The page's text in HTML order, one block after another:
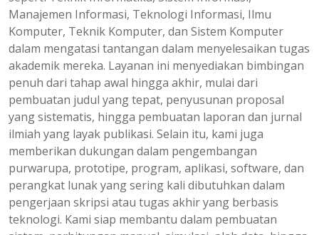
Manajemen Informasi, Teknologi Informasi, Ilmu
Komputer, Teknik Komputer, dan Sistem Komputer
dalam mengatasi tantangan dalam menyelesaikan tugas
akademik mereka. Layanan ini menyediakan bimbingan
penuh dari tahap awal hingga akhir, mulai dari
pembuatan judul yang tepat, penyusunan proposal
yang sistematis, hingga pembuatan laporan dan jurnal
ilmiah yang layak publikasi. Selain itu, kami juga
memberikan dukungan dalam pengembangan
purwarupa, prototipe, program, aplikasi, software, dan
perangkat lunak yang sering kali dibutuhkan dalam
pengerjaan skripsi atau tugas akhir yang berbasis
teknologi. Kami siap membantu dalam pembuatan